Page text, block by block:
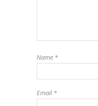
Name *
Email*